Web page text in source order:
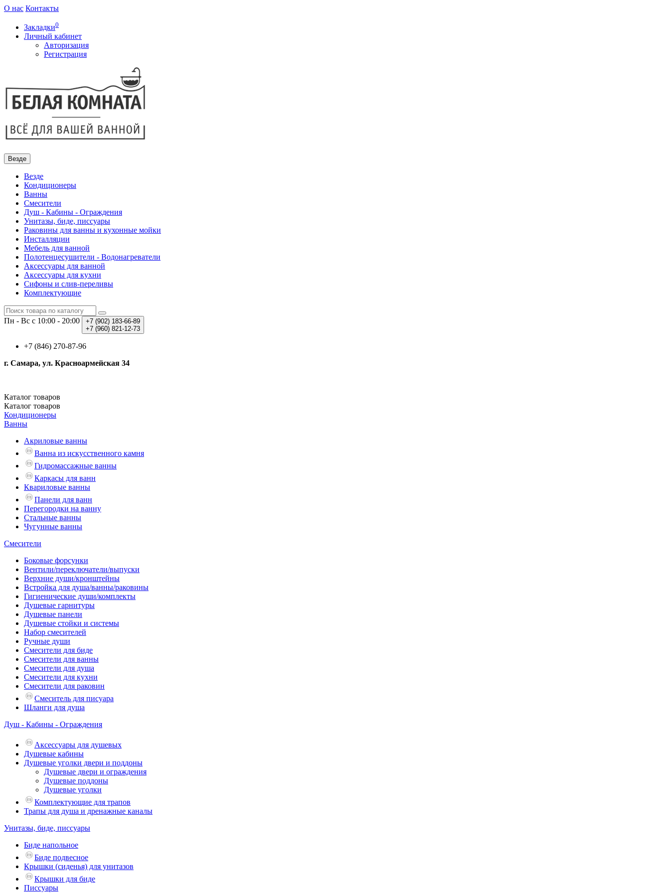
О нас Контакты
Закладки0
Личный кабинет
Авторизация
Регистрация
Везде
Везде
Кондиционеры
Ванны
Смесители
Душ - Кабины - Ограждения
Унитазы, биде, писсуары
Раковины для ванны и кухонные мойки
Инсталляции
Мебель для ванной
Полотенцесушители - Водонагреватели
Аксессуары для ванной
Аксессуары для кухни
Сифоны и слив-переливы
Комплектующие
Пн - Вс с 10:00 - 20:00 +7 (902) 183-66-89
+7 (960) 821-12-73
+7 (846) 270-87-96
г. Самара, ул. Красноармейская 34
Каталог товаров
Каталог товаров
Кондиционеры
Ванны
Акриловые ванны
Ванна из искусственного камня
Гидромассажные ванны
Каркасы для ванн
Квариловые ванны
Панели для ванн
Перегородки на ванну
Стальные ванны
Чугунные ванны
Смесители
Боковые форсунки
Вентили/переключатели/выпуски
Верхние души/кронштейны
Встройка для душа/ванны/раковины
Гигиенические души/комплекты
Душевые гарнитуры
Душевые панели
Душевые стойки и системы
Набор смесителей
Ручные души
Смесители для биде
Смесители для ванны
Смесители для душа
Смесители для кухни
Смесители для раковин
Смеситель для писуара
Шланги для душа
Душ - Кабины - Ограждения
Аксессуары для душевых
Душевые кабины
Душевые уголки двери и поддоны
Душевые двери и ограждения
Душевые поддоны
Душевые уголки
Комплектующие для трапов
Трапы для душа и дренажные каналы
Унитазы, биде, писсуары
Биде напольное
Биде подвесное
Крышки (сиденья) для унитазов
Крышки для биде
Писсуары